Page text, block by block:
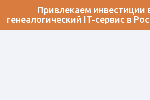
Привлекаем инвестиции
генеалогический IT-сервис в